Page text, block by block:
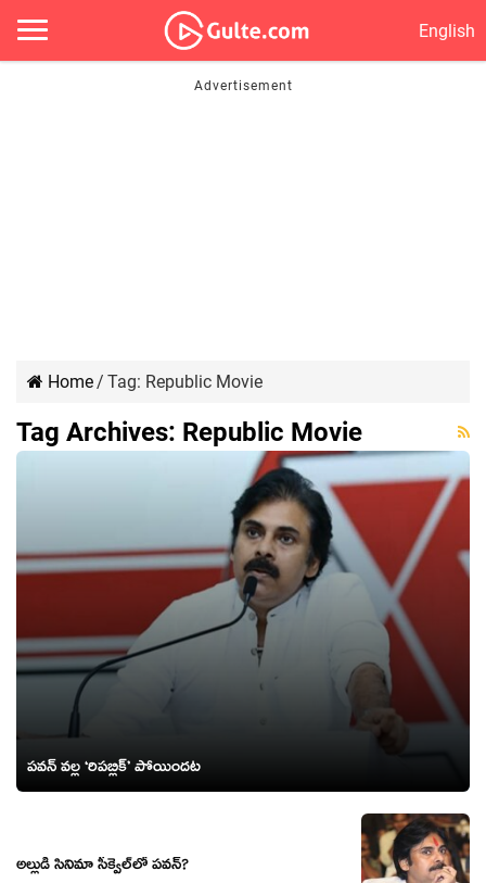
English
Home/ Tag: Republic Movie
Tag Archives: Republic Movie
పవన్ వల్ల ‘రిపబ్లిక్’ పోయిందట
అల్లుడి సినిమా సీక్వెల్‌లో పవన్?